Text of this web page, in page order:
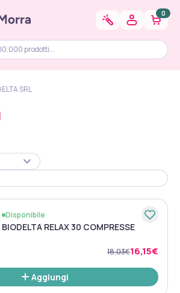
0
SRL
Disponibile
BIODELTA RELAX 30 COMPRESSE
18,03€16,15€
Aggiungi